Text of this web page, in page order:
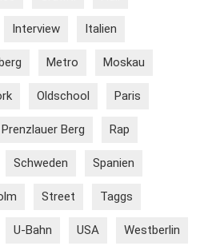
Interview Italien
Metro Moskau
Oldschool Paris
Prenzlauer Berg Rap
Schweden Spanien
Street Taggs
U-Bahn USA Westberlin